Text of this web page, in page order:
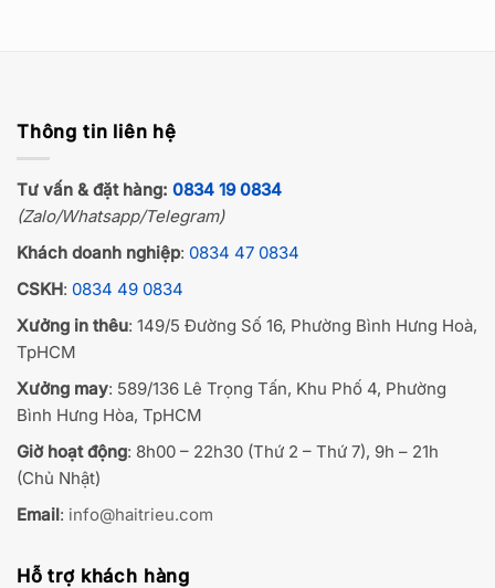
Thông tin liên hệ
Tư vấn & đặt hàng: 0834 19 0834
(Zalo/Whatsapp/Telegram)
Khách doanh nghiệp: 0834 47 0834
CSKH: 0834 49 0834
Xưởng in thêu: 149/5 Đường Số 16, Phường Bình Hưng Hoà,
TpHCM
Xưởng may: 589/136 Lê Trọng Tấn, Khu Phố 4, Phường
Bình Hưng Hòa, TpHCM
Giờ hoạt động: 8h00 – 22h30 (Thứ 2 – Thứ 7), 9h – 21h
(Chủ Nhật)
Email: info@haitrieu.com
Hỗ trợ khách hàng